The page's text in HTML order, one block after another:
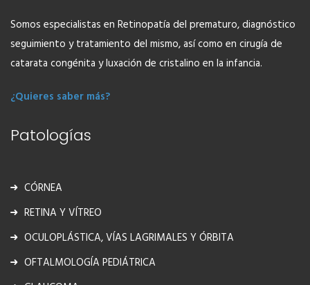
Somos especialistas en Retinopatía del prematuro, diagnóstico
seguimiento y tratamiento del mismo, así como en cirugía de
catarata congénita y luxación de cristalino en la infancia.
¿Quieres saber más?
Patologías
CÓRNEA
RETINA Y VÍTREO
OCULOPLÁSTICA, VÍAS LAGRIMALES Y ÓRBITA
OFTALMOLOGÍA PEDIÁTRICA